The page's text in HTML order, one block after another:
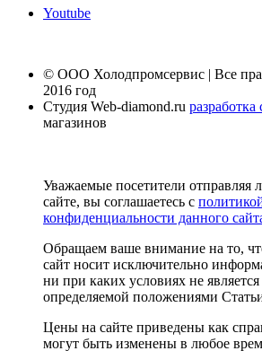
Youtube
© ООО Холодпромсервис | Все
2016 год
Студия Web-diamond.ru разработка
магазинов
Уважаемые посетители
сайте, вы соглашаетесь с
конфиденциальности данного
Обращаем ваше внимание на то,
сайт носит исключительно
ни при каких условиях не
определяемой положениями
Цены на сайте приведены как
могут быть изменены в любое